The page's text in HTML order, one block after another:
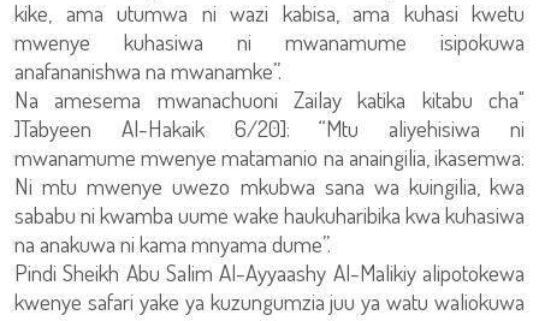
kike, ama utumwa ni wazi kabisa, ama kuhasi kwetu
mwenye kuhasiwa ni mwanamume isipokuwa
anafananishwa na mwanamke”.
Na amesema mwanachuoni Zailay katika kitabu cha"
]Tabyeen Al-Hakaik 6/20]: “Mtu aliyehisiwa ni
mwanamume mwenye matamanio na anaingilia, ikasemwa:
Ni mtu mwenye uwezo mkubwa sana wa kuingilia, kwa
sababu ni kwamba uume wake haukuharibika kwa kuhasiwa
na anakuwa ni kama mnyama dume”.
Pindi Sheikh Abu Salim Al-Ayyaashy Al-Malikiy alipotokewa
kwenye safari yake ya kuzungumzia juu ya watu waliokuwa